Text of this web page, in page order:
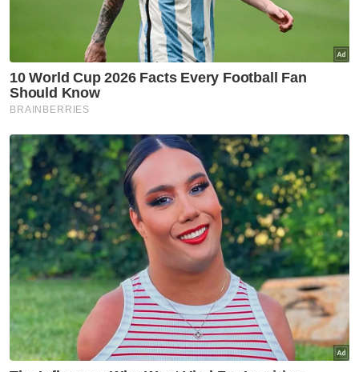
Biasiswa bagi menampung yuran pengajian,
asrama dan sara hidup sebanyak RM600
sebulan itu diuruskan tabung wakaf universiti
sehingga dia menamatkan pengajian selama
tiga tahun.
Berita Telus & Tulus menerusi E-Mel setiap
hari!